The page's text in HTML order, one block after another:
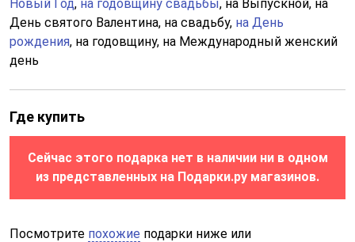
Новый Год, на годовщину свадьбы, на Выпускной, на
День святого Валентина, на свадьбу, на День
рождения, на годовщину, на Международный женский
день
Где купить
Сейчас этого подарка нет в наличии ни в одном
из представленных на Подарки.ру магазинов.
Посмотрите похожие подарки ниже или